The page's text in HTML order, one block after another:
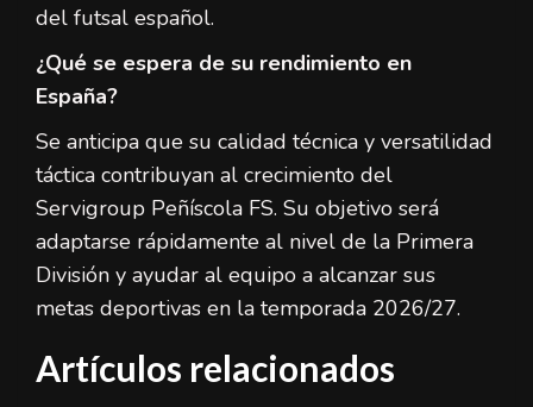
del futsal español.
¿Qué se espera de su rendimiento en
España?
Se anticipa que su calidad técnica y versatilidad
táctica contribuyan al crecimiento del
Servigroup Peñíscola FS. Su objetivo será
adaptarse rápidamente al nivel de la Primera
División y ayudar al equipo a alcanzar sus
metas deportivas en la temporada 2026/27.
Artículos relacionados